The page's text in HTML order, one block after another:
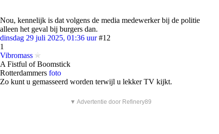
Nou, kennelijk is dat volgens de media medewerker bij de politie
alleen het geval bij burgers dan.
dinsdag 29 juli 2025, 01:36 uur #12
1
Vibromass
A Fistful of Boomstick
Rotterdammers foto
Zo kunt u gemasseerd worden terwijl u lekker TV kijkt.
▼ Advertentie door Refinery89